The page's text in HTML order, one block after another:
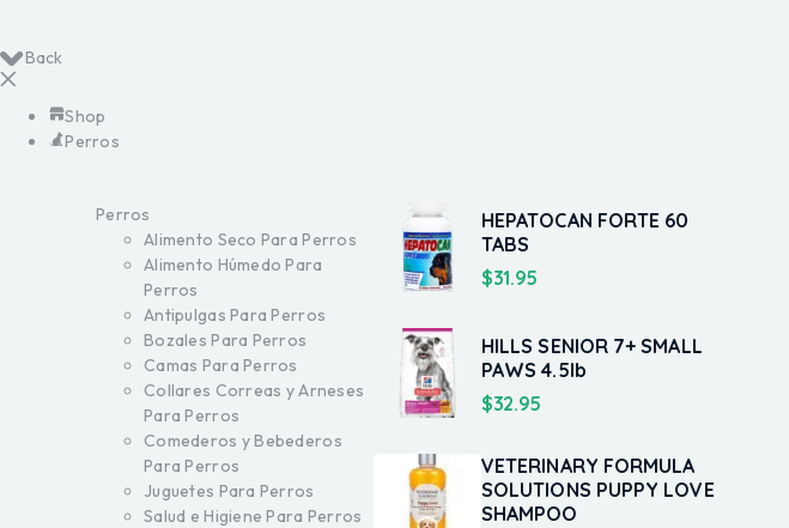
Back
Shop
Perros
Perros
Alimento Seco Para Perros
Alimento Húmedo Para
Perros
Antipulgas Para Perros
Bozales Para Perros
Camas Para Perros
Collares Correas y Arneses
Para Perros
Comederos y Bebederos
Para Perros
Juguetes Para Perros
Salud e Higiene Para Perros
HEPATOCAN FORTE 60
TABS
$31.95
HILLS SENIOR 7+ SMALL
PAWS 4.5lb
$32.95
VETERINARY FORMULA
SOLUTIONS PUPPY LOVE
SHAMPOO